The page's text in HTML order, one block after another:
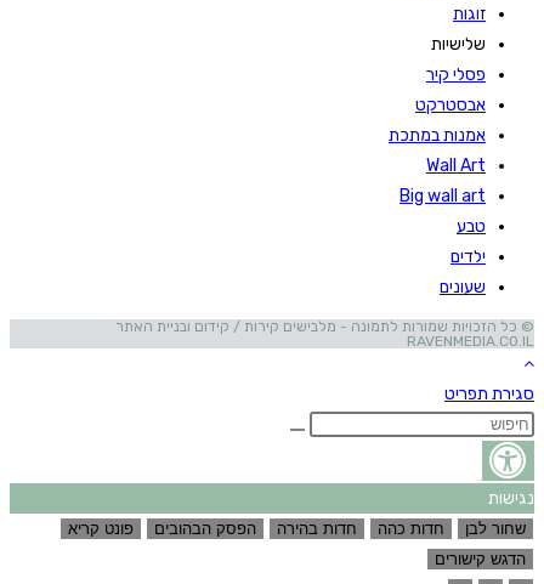
זוגות
שלישיות
פסלי קיר
אבסטרקט
אמנות במתכת
Wall Art
Big wall art
טבע
ילדים
שעונים
© כל הזכויות שמורות לתמונה - מלבישים קירות / קידום ובניית האתר
RAVENMEDIA.CO.IL
סגירת תפריט
נגישות
שחור לבן חדות כהה חדות בהירה הפסק הבהובים
פונט קריא
הדגש קישורים